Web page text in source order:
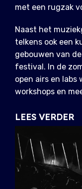
met een rugzak
Naast het
telkens ook een
gebouwen van
festival. In de
open airs en labs
workshops en
LEES VERDER